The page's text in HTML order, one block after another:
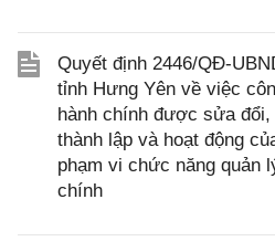
Quyết định 2446/QĐ-
tỉnh Hưng Yên về việc
hành chính được sửa
thành lập và hoạt động
phạm vi chức năng quản
chính